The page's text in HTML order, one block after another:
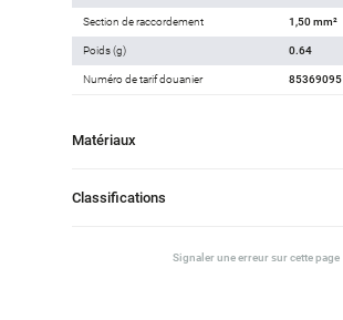
Section de raccordement 1,50 mm²
Poids (g) 0.64
Numéro de tarif douanier 85369095
Matériaux
Classifications
Signaler une erreur sur cette page